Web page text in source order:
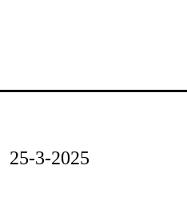
25-3-2025